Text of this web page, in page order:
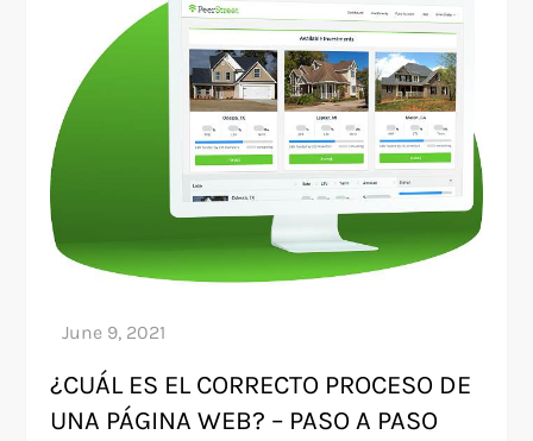
¿CUÁL ES EL CORRECTO PROCESO DE
UNA PÁGINA WEB? – PASO A PASO